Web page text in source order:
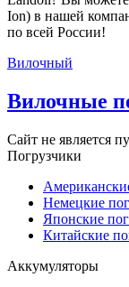
Ion) в нашей
по всей России!
Вилочный
Вилочные
Сайт не является
Погрузчики
Немецкие
Японские
Китайские
Аккумуляторы